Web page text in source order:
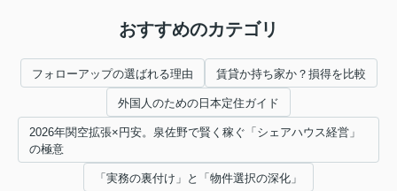
おすすめのカテゴリ
フォローアップの選ばれる理由 賃貸か持ち家か？損得を比較
外国人のための日本定住ガイド
2026年関空拡張×円安。泉佐野で賢く稼ぐ「シェアハウス経営」
の極意
「実務の裏付け」と「物件選択の深化」